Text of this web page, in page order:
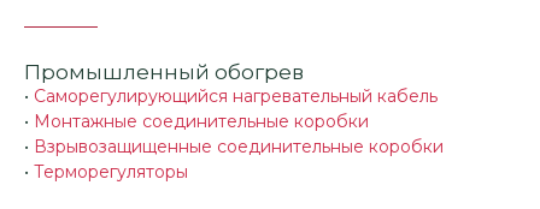
Промышленный обогрев
• Саморегулирующийся нагревательный кабель
• Монтажные соединительные коробки
• Взрывозащищенные соединительные коробки
• Терморегуляторы